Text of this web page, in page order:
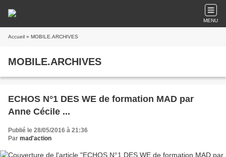
MENU
Accueil » MOBILE.ARCHIVES
MOBILE.ARCHIVES
ECHOS N°1 DES WE de formation MAD par
Anne Cécile ...
Publié le 28/05/2016 à 21:36
Par mad'action